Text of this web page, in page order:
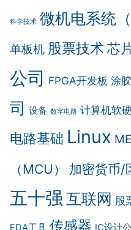
科学技术 微机电系统（
单板机 股票技术 芯
公司 FPGA开发板 涂胶
司 设备 数字电路 计算机软
电路基础 Linux
（MCU）
加密货币/
五十强互联网 股
EDA工具 传感器 IC设计